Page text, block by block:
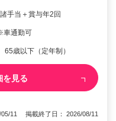
手当＋賞与年2回
通勤可
歳以下（定年制）
を見る
05/11 掲載終了日： 2026/08/11